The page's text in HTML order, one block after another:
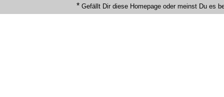
* Gefällt Dir diese Homepage oder meinst Du es